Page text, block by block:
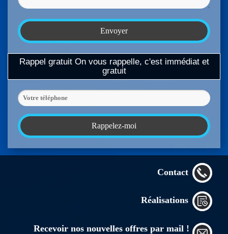
Rappel gratuit On vous rappelle, c'est immédiat et
gratuit
Contact
Réalisations
Recevoir nos nouvelles offres par mail !